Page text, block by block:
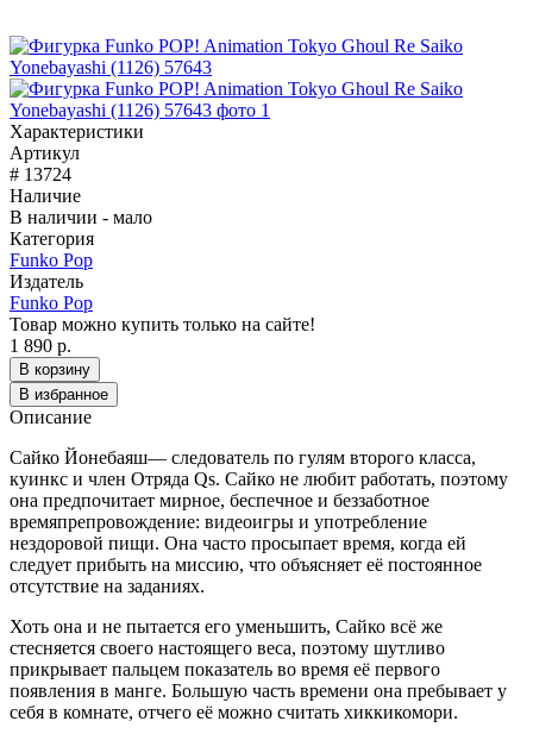
Характеристики
Артикул
# 13724
Наличие
В наличии - мало
Категория
Funko Pop
Издатель
Funko Pop
Товар можно купить только на сайте!
1 890 р.
В корзину
В избранное
Описание
Сайко Йонебаяш— следователь по гулям второго класса,
куинкс и член Отряда Qs. Сайко не любит работать, поэтому
она предпочитает мирное, беспечное и беззаботное
времяпрепровождение: видеоигры и употребление
нездоровой пищи. Она часто просыпает время, когда ей
следует прибыть на миссию, что объясняет её постоянное
отсутствие на заданиях.
Хоть она и не пытается его уменьшить, Сайко всё же
стесняется своего настоящего веса, поэтому шутливо
прикрывает пальцем показатель во время её первого
появления в манге. Большую часть времени она пребывает у
себя в комнате, отчего её можно считать хиккикомори.